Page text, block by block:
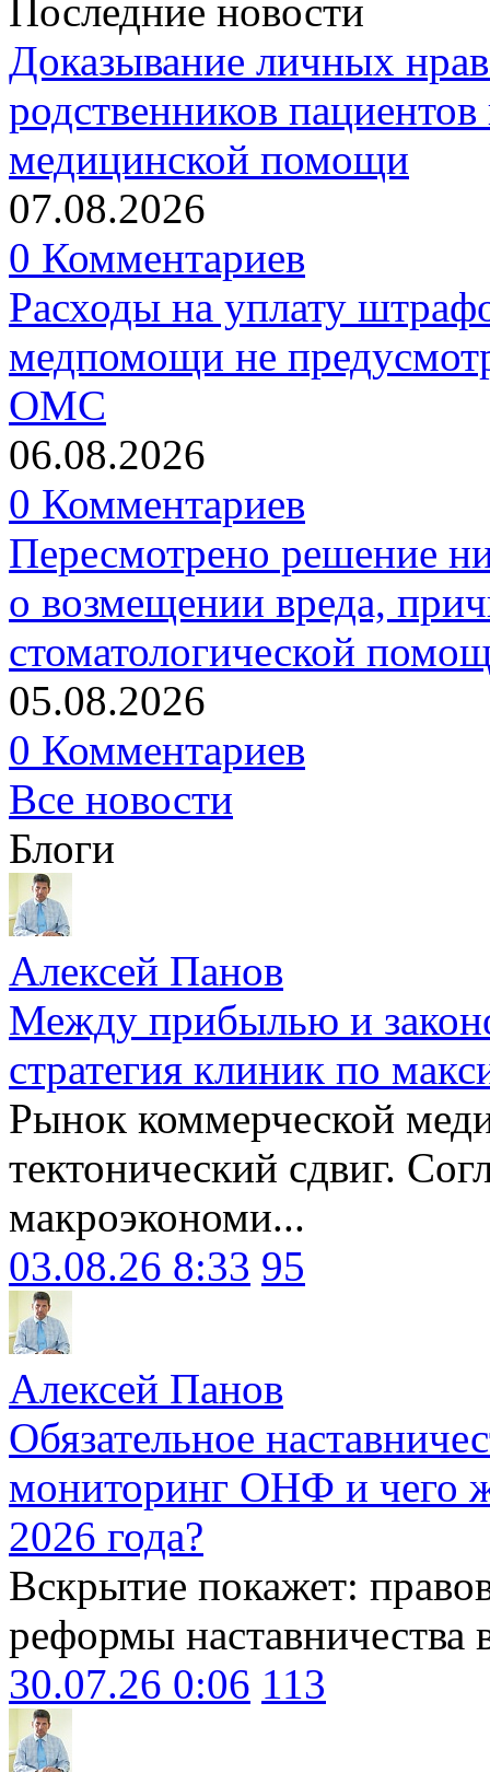
Последние новости
Доказывание личных
родственников
медицинской помощи
07.08.2026
0 Комментариев
Расходы на уплату
медпомощи не
ОМС
06.08.2026
0 Комментариев
Пересмотрено решение
о возмещении вреда,
стоматологической
05.08.2026
0 Комментариев
Все новости
Блоги
Алексей Панов
Между прибылью и
стратегия клиник по
Рынок коммерческой
тектонический сдвиг.
макроэкономи...
03.08.26 8:33 95
Алексей Панов
Обязательное
мониторинг ОНФ и чего
2026 года?
Вскрытие покажет:
реформы наставничества
30.07.26 0:06 113